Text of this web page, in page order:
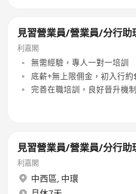
見習營業員/營業員/分行助
利嘉閣
無需經驗，專人一對一培訓
底薪+無上限佣金，初入行
完善在職培訓，良好晉升機制
見習營業員/營業員/分行助
利嘉閣
中西區, 中環